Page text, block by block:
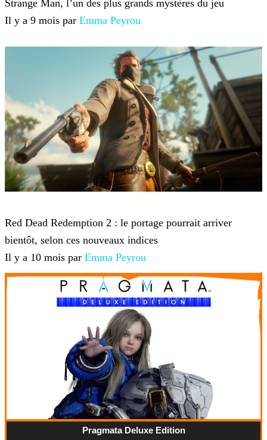
Strange Man, l’un des plus grands mystères du jeu
Il y a 9 mois par Emma Peyrou
Red Dead Redemption 2 : le portage pourrait arriver
bientôt, selon ces nouveaux indices
Il y a 10 mois par Emma Peyrou
Pragmata Deluxe Edition